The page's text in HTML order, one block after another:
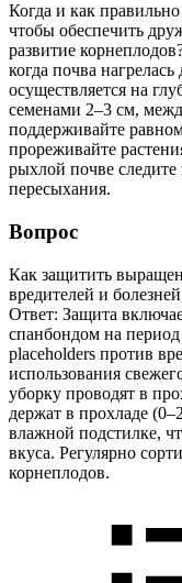
Когда и как
чтобы обеспечить
развитие
когда почва
осуществляется на
семенами 2–3 см,
поддерживайте
прореживайте
рыхлой почве следите
пересыхания.
Вопрос
Как защитить
вредителей и
Ответ: Защита
спанбондом на
placeholders против
использования
уборку проводят в
держат в прохладе
влажной подстилке,
вкуса. Регулярно
корнеплодов.